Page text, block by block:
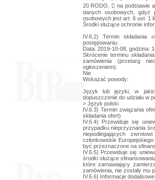
20 RODO,  na podstawie
danych osobowych, gdyż
osobowych jest art. 6 ust. 1
Środki służące ochronie
IV.6.2) Termin
postępowaniu:
Data: 2019-10-08, godzina:
Skrócenie terminu
zamówienia (przetarg
ogłoszeniem):
Nie
Wskazać powody:
Język lub języki, w
dopuszczenie do udziału w
> Język polski
IV.6.3) Termin związania
składania ofert)
IV.6.4) Przewiduje się
przypadku nieprzyznania
niepodlegających
członkowskie
być przeznaczone na
IV.6.5) Przewiduje się
środki służące
które zamawiający
zamówienia, nie zostały mu
IV.6.6) Informacje